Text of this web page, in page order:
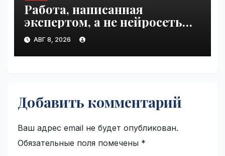
Работа, написанная
экспертом, а не нейросетью |
VseTime.ru
АВГ 8, 2026
Добавить комментарий
Ваш адрес email не будет опубликован.
Обязательные поля помечены *